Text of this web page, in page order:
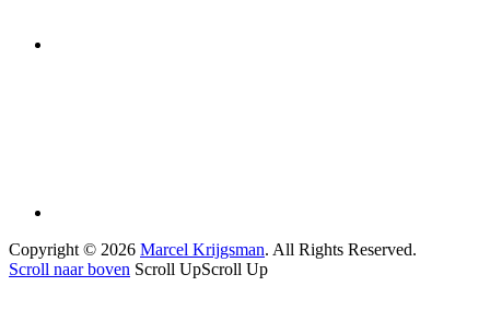
Copyright © 2026 Marcel Krijgsman. All Rights Reserved.
Scroll naar boven Scroll UpScroll Up